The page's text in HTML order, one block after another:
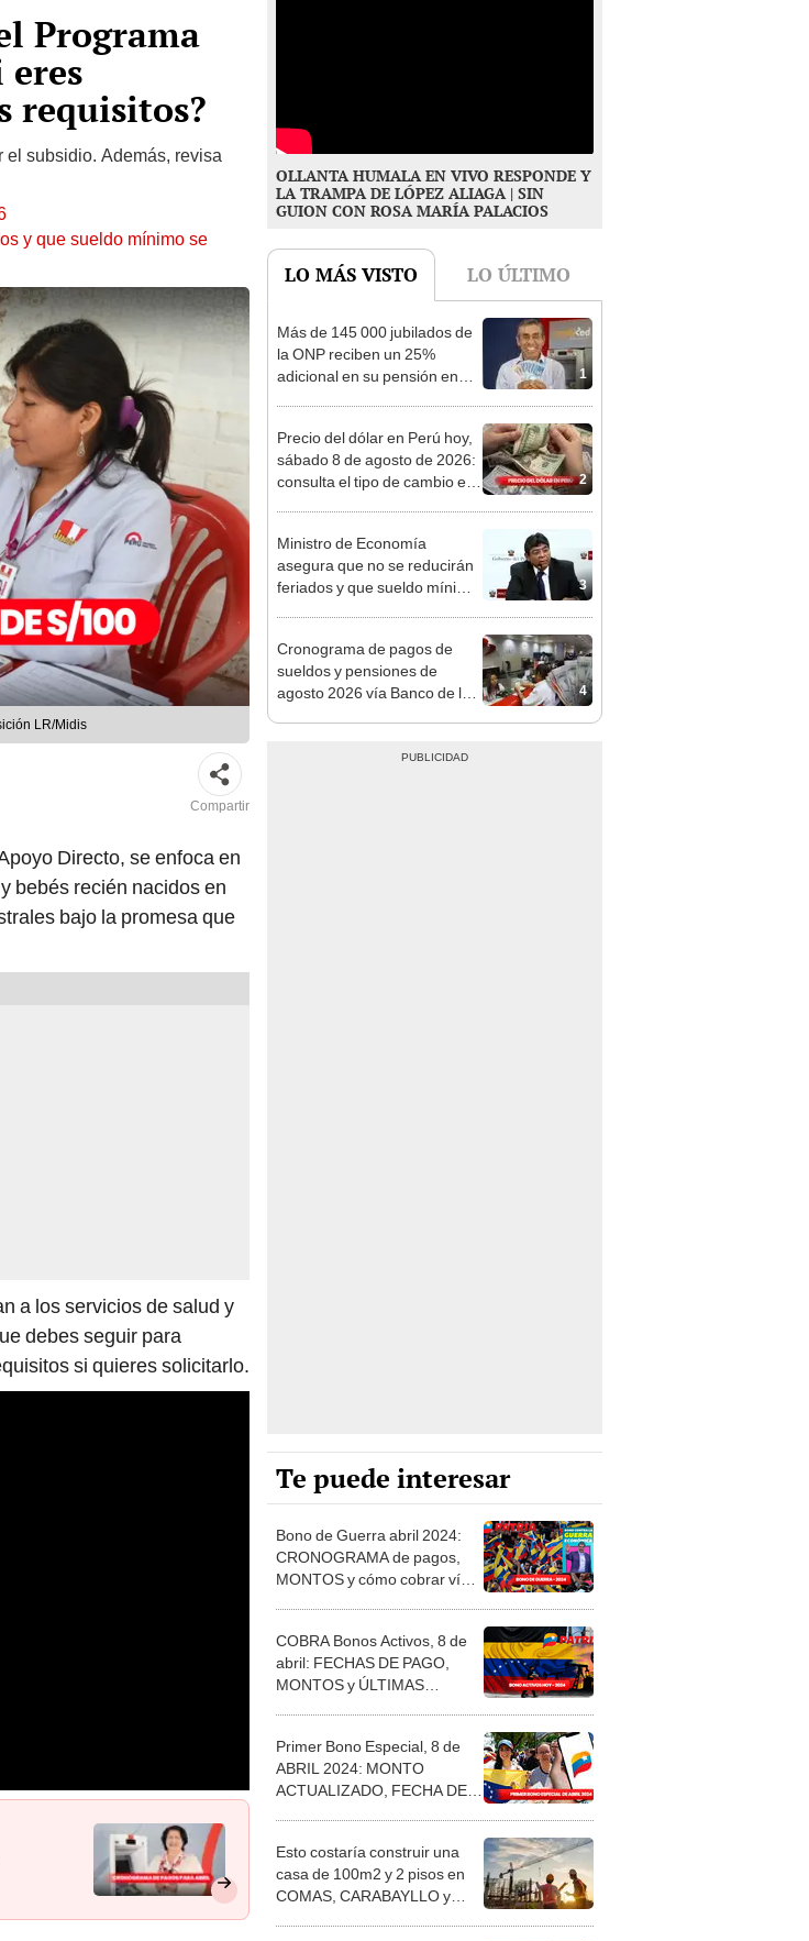
Programa
eres
requisitos?
el subsidio. Además, revisa
y que sueldo mínimo se
LR/Midis
Compartir
Directo, se enfoca en
bebés recién nacidos en
bajo la promesa que
a los servicios de salud y
debes seguir para
si quieres solicitarlo.
OLLANTA HUMALA EN VIVO RESPONDE Y
LA TRAMPA DE LÓPEZ ALIAGA | SIN
GUION CON ROSA MARÍA PALACIOS
LO MÁS VISTO LO ÚLTIMO
1
Más de 145 000 jubilados de
la ONP reciben un 25%
adicional en su pensión en
2
Precio del dólar en Perú hoy,
sábado 8 de agosto de 2026:
consulta el tipo de cambio en
3
Ministro de Economía
asegura que no se reducirán
feriados y que sueldo mínimo
4
Cronograma de pagos de
sueldos y pensiones de
agosto 2026 vía Banco de la
Te puede interesar
Bono de Guerra abril 2024:
CRONOGRAMA de pagos,
MONTOS y cómo cobrar vía
COBRA Bonos Activos, 8 de
abril: FECHAS DE PAGO,
MONTOS y ÚLTIMAS
Primer Bono Especial, 8 de
ABRIL 2024: MONTO
ACTUALIZADO, FECHA DE
Esto costaría construir una
casa de 100m2 y 2 pisos en
COMAS, CARABAYLLO y